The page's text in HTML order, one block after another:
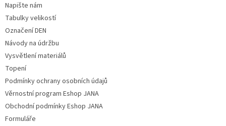
Napište nám
Tabulky velikostí
Označení DEN
Návody na údržbu
Vysvětlení materiálů
Topení
Podmínky ochrany osobních údajů
Věrnostní program Eshop JANA
Obchodní podmínky Eshop JANA
Formuláře